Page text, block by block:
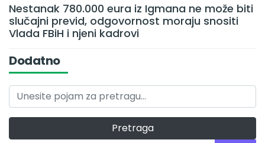
Nestanak 780.000 eura iz Igmana ne može biti
slučajni previd, odgovornost moraju snositi
Vlada FBiH i njeni kadrovi
Dodatno
Pretraga